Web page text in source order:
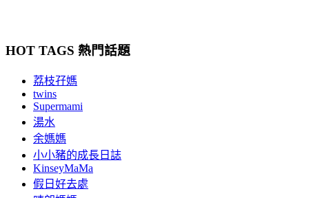
HOT TAGS 熱門話題
荔枝孖媽
twins
Supermami
湯水
余媽媽
小小豬的成長日誌
KinseyMaMa
假日好去處